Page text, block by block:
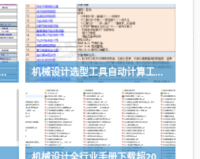
设计选型计算表-功能很强大 机械设计选型工具自动计算工具分享